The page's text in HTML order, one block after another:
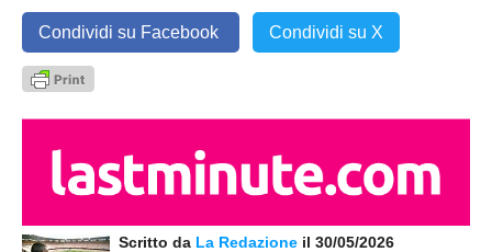
Condividi su Facebook Condividi su X
Scritto da La Redazione il 30/05/2026